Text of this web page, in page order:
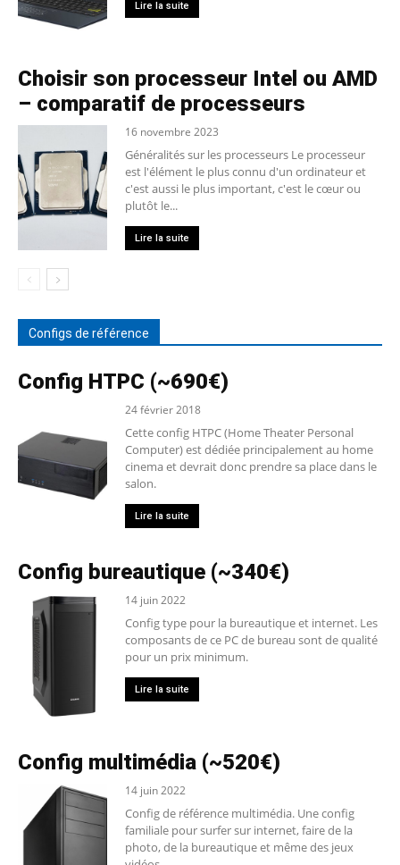
Lire la suite
Choisir son processeur Intel ou AMD
– comparatif de processeurs
16 novembre 2023
Généralités sur les processeurs Le processeur
est l'élément le plus connu d'un ordinateur et
c'est aussi le plus important, c'est le cœur ou
plutôt le...
Lire la suite
Configs de référence
Config HTPC (~690€)
24 février 2018
Cette config HTPC (Home Theater Personal
Computer) est dédiée principalement au home
cinema et devrait donc prendre sa place dans le
salon.
Lire la suite
Config bureautique (~340€)
14 juin 2022
Config type pour la bureautique et internet. Les
composants de ce PC de bureau sont de qualité
pour un prix minimum.
Lire la suite
Config multimédia (~520€)
14 juin 2022
Config de référence multimédia. Une config
familiale pour surfer sur internet, faire de la
photo, de la bureautique et même des jeux